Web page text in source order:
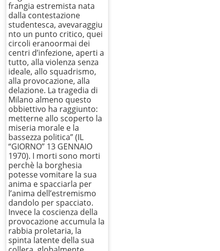
frangia estremista nata
dalla contestazione
studentesca, avevaraggiu
nto un punto critico, quei
circoli eranoormai dei
centri d’infezione, aperti a
tutto, alla violenza senza
ideale, allo squadrismo,
alla provocazione, alla
delazione. La tragedia di
Milano almeno questo
obbiettivo ha raggiunto:
metterne allo scoperto la
miseria morale e la
bassezza politica” (IL
“GIORNO” 13 GENNAIO
1970). I morti sono morti
perchè la borghesia
potesse vomitare la sua
anima e spacciarla per
l’anima dell’estremismo
dandolo per spacciato.
Invece la coscienza della
provocazione accumula la
rabbia proletaria, la
spinta latente della sua